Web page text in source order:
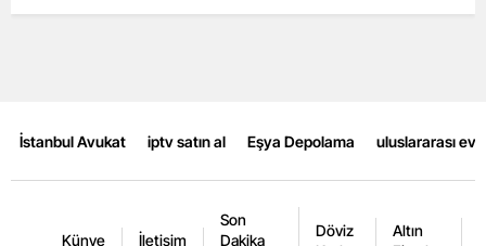
İstanbul Avukat iptv satın al Eşya Depolama uluslararası
Künye İletişim
Son
Dakika
Döviz
Altın